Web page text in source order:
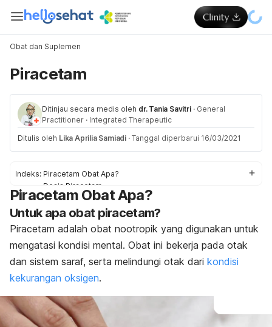
Obat dan Suplemen
Piracetam
Ditinjau secara medis oleh dr. Tania Savitri · General
Practitioner · Integrated Therapeutic
Ditulis oleh Lika Aprilia Samiadi · Tanggal diperbarui 16/03/2021
Indeks: Piracetam Obat Apa?
Dosis Piracetam
Efek samping Piracetam
Peringatan dan Perhatian Obat Piracetam
Interaksi Obat Piracetam
Overdosis Piracetam
Piracetam Obat Apa?
Untuk apa obat piracetam?
Piracetam adalah obat nootropik yang digunakan untuk
mengatasi kondisi mental. Obat ini bekerja pada otak
dan sistem saraf, serta melindungi otak dari kondisi
kekurangan oksigen.